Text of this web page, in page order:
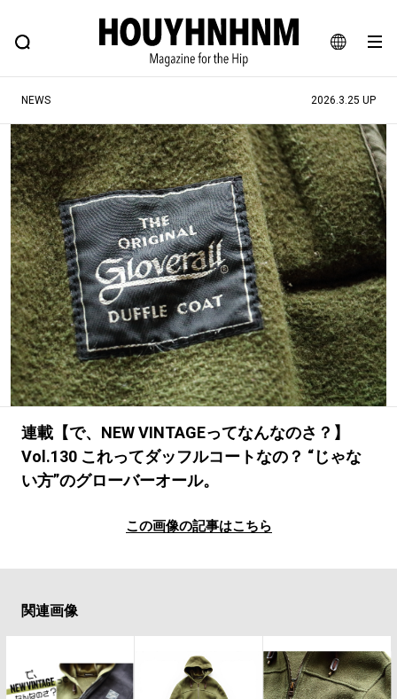
JA
EN
FEATURE BLOG SNAP
ヒップなファッション、カルチャー、ライフスタイルWEBマガジン
#注目のタグ
#SHOPPING ADDICT #憧れの逸品
#ESSENTIAL DESIGNS #古着サミット
#NEW VINTAGE #マイナーグッド図鑑
#路地裏てぃーん。 #MONTHLY JOURNAL
#GH 銘品の所以 #フイナムのYouTube
#Commune H #FOCUS IT #AH.H
#ととけん #FASHION #MUSIC #MOVIE
#LIFESTYLE #SNEAKER #OUTDOOR
#SPORTS #HANDSOME HANDBOOK
NEWS 2026.3.25 UP
連載【で、NEW VINTAGEってなんなのさ？】
Vol.130 これってダッフルコートなの？ “じゃな
い方”のグローバーオール。
この画像の記事はこちら
関連画像